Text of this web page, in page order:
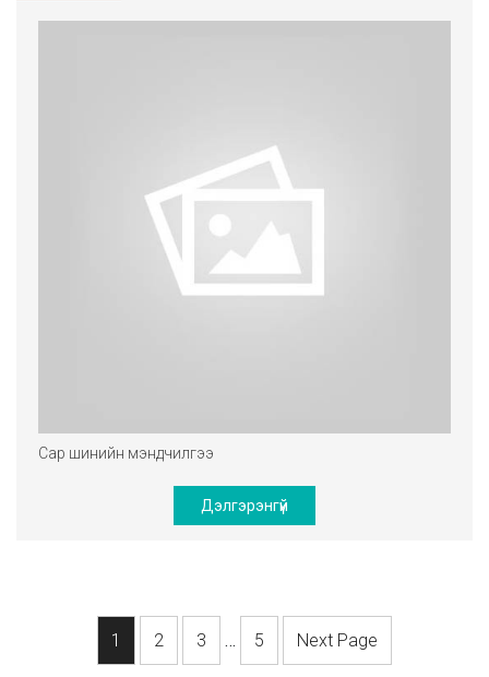
Сар шинийн мэндчилгээ
Дэлгэрэнгүй
1 2 3 … 5 Next Page